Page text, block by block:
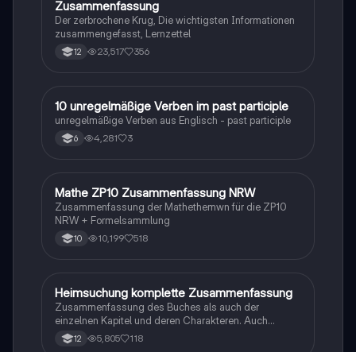
Zusammenfassung
Der zerbrochene Krug, Die wichtigsten Informationen
zusammengefasst, Lernzettel
12 23,517 356
1 Englisch
10 unregelmäßige Verben im past participle
unregelmäßige Verben aus Englisch - past participle
6 4,281 3
Mathe
Mathe ZP10 Zusammenfassung NRW
Zusammenfassung der Mathethemwn für die ZP10
NRW + Formelsammlung
10 10,199 518
Deutsch
Heimsuchung komplette Zusammenfassung
Zusammenfassung des Buches als auch der
einzelnen Kapitel und deren Charakteren. Auch
tabellarisch. Im Unterricht ohne KI erstellt
12 5,805 118